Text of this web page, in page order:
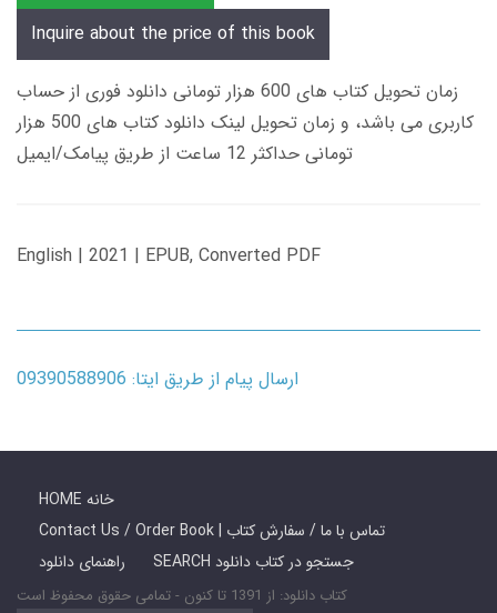
Inquire about the price of this book
زمان تحویل کتاب های 600 هزار تومانی دانلود فوری از حساب
کاربری می باشد، و زمان تحویل لینک دانلود کتاب های 500 هزار
تومانی حداکثر 12 ساعت از طریق پیامک/ایمیل
English | 2021 | EPUB, Converted PDF
ارسال پیام از طریق ایتا: 09390588906
HOME خانه
Contact Us / Order Book | تماس با ما / سفارش کتاب
راهنمای دانلود
SEARCH جستجو در کتاب دانلود
کتاب دانلود: از 1391 تا کنون - تمامی حقوق محفوظ است